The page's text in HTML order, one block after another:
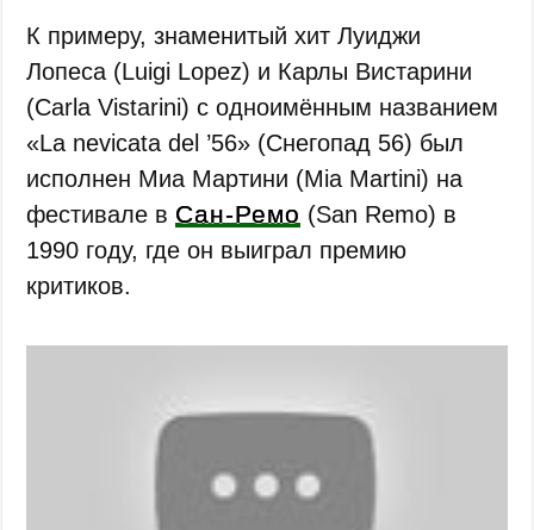
К примеру, знаменитый хит Луиджи
Лопеса (Luigi Lopez) и Карлы Вистарини
(Carla Vistarini) с одноимённым названием
«La nevicata del ’56» (Снегопад 56) был
исполнен Миа Мартини (Mia Martini) на
фестивале в Сан-Ремо (San Remo) в
1990 году, где он выиграл премию
критиков.